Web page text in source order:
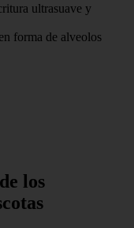
ultrasuave y
forma de alveolos
los